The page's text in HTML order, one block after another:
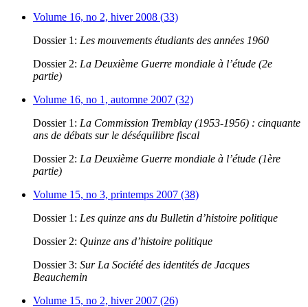
Volume 16, no 2, hiver 2008 (33)
Dossier 1: Les mouvements étudiants des années 1960
Dossier 2: La Deuxième Guerre mondiale à l’étude (2e
partie)
Volume 16, no 1, automne 2007 (32)
Dossier 1: La Commission Tremblay (1953-1956) : cinquante
ans de débats sur le déséquilibre fiscal
Dossier 2: La Deuxième Guerre mondiale à l’étude (1ère
partie)
Volume 15, no 3, printemps 2007 (38)
Dossier 1: Les quinze ans du Bulletin d’histoire politique
Dossier 2: Quinze ans d’histoire politique
Dossier 3: Sur La Société des identités de Jacques
Beauchemin
Volume 15, no 2, hiver 2007 (26)